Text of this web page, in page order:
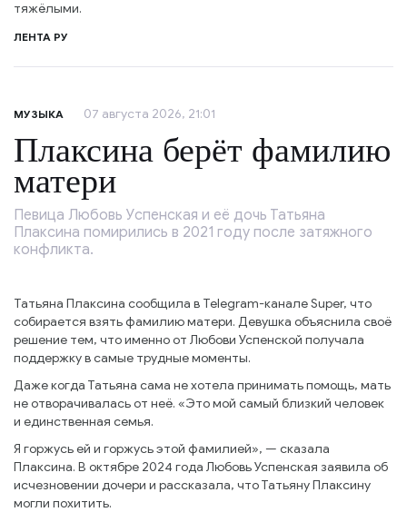
тяжёлыми.
ЛЕНТА РУ
МУЗЫКА 07 августа 2026, 21:01
Плаксина берёт фамилию
матери
Певица Любовь Успенская и её дочь Татьяна
Плаксина помирились в 2021 году после затяжного
конфликта.
Татьяна Плаксина сообщила в Telegram-канале Super, что
собирается взять фамилию матери. Девушка объяснила своё
решение тем, что именно от Любови Успенской получала
поддержку в самые трудные моменты.
Даже когда Татьяна сама не хотела принимать помощь, мать
не отворачивалась от неё. «Это мой самый близкий человек
и единственная семья.
Я горжусь ей и горжусь этой фамилией», — сказала
Плаксина. В октябре 2024 года Любовь Успенская заявила об
исчезновении дочери и рассказала, что Татьяну Плаксину
могли похитить.